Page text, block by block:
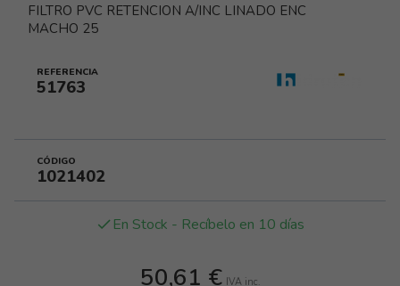
FILTRO PVC RETENCION A/INC LINADO ENC
MACHO 25
REFERENCIA
51763
CÓDIGO
1021402
done En Stock - Recíbelo en 10 días
50,61 € IVA inc.